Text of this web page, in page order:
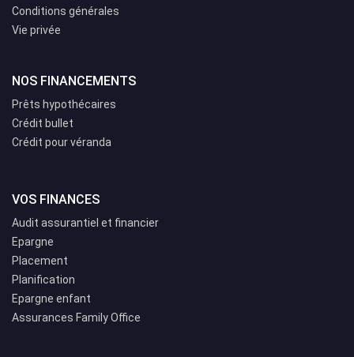
Conditions générales
Vie privée
NOS FINANCEMENTS
Prêts hypothécaires
Crédit bullet
Crédit pour véranda
VOS FINANCES
Audit assurantiel et financier
Epargne
Placement
Planification
Epargne enfant
Assurances Family Office